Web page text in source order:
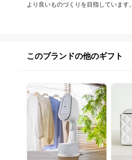
より良いものづくりを目指しています。
このブランドの他のギフト